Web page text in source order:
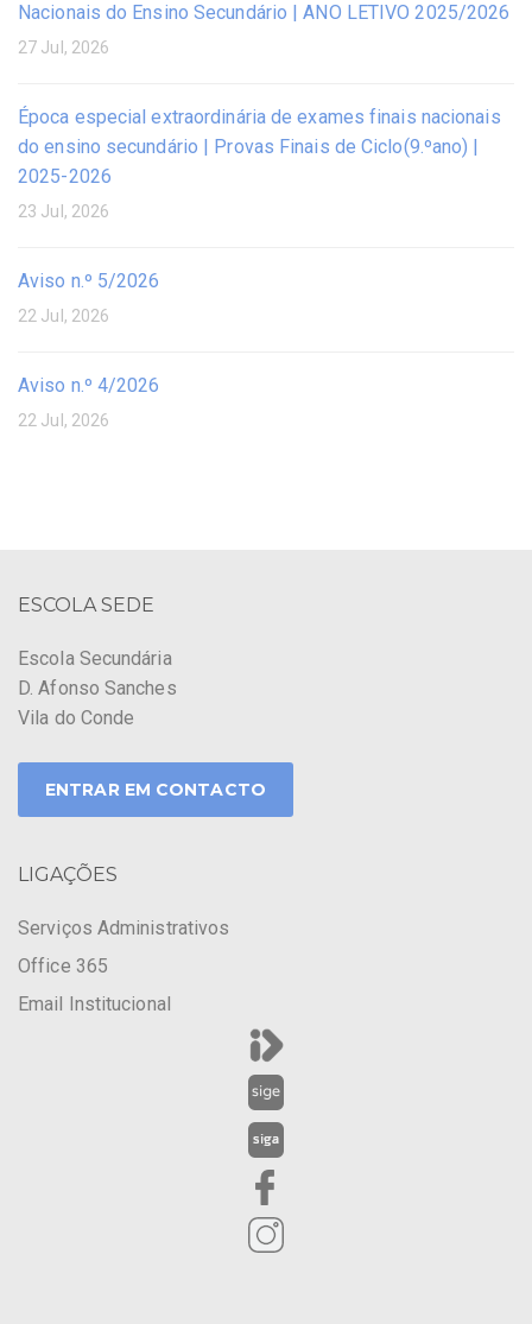
Nacionais do Ensino Secundário | ANO LETIVO 2025/2026
27 Jul, 2026
Época especial extraordinária de exames finais nacionais
do ensino secundário | Provas Finais de Ciclo(9.ºano) |
2025-2026
23 Jul, 2026
Aviso n.º 5/2026
22 Jul, 2026
Aviso n.º 4/2026
22 Jul, 2026
ESCOLA SEDE
Escola Secundária
D. Afonso Sanches
Vila do Conde
ENTRAR EM CONTACTO
LIGAÇÕES
Serviços Administrativos
Office 365
Email Institucional